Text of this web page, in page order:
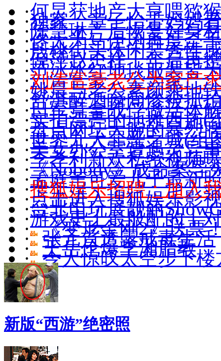
·何炅获地产大亨喂猕
·独家：章子怡带妈妈
·陈慧琳产后恢复好身
·佟大为马伊琍再度牵
·殷桃街头休闲装秀性
·倪萍赵忠祥十年后再
·范冰冰红地毯服装皆
·刘涛富豪老公为家产
·姚晨与老公素颜乘地
·舒淇醉酒瞬间惨被抓
·日军竟拿战俘做活体
·实拍漂亮的地摊西施(
·盘点网坛大腕的暴烈
·世界九大罪恶之城(组
·美女办公室遭遇灵异
·李孝利新欢私密视频
·《Nobody》成命案导
·孟庭苇可爱儿子最新
·搜狐娱乐招聘：加入
·点击进入搜狐娱乐影
·台北电玩展靓丽
·游戏史上最般配的十
· 《变形金刚2》送票
· 张元首透露戒毒生活
· 王岳伦爆李湘胎教
· 令人惊叹太空步下楼
新版“西游”绝密照